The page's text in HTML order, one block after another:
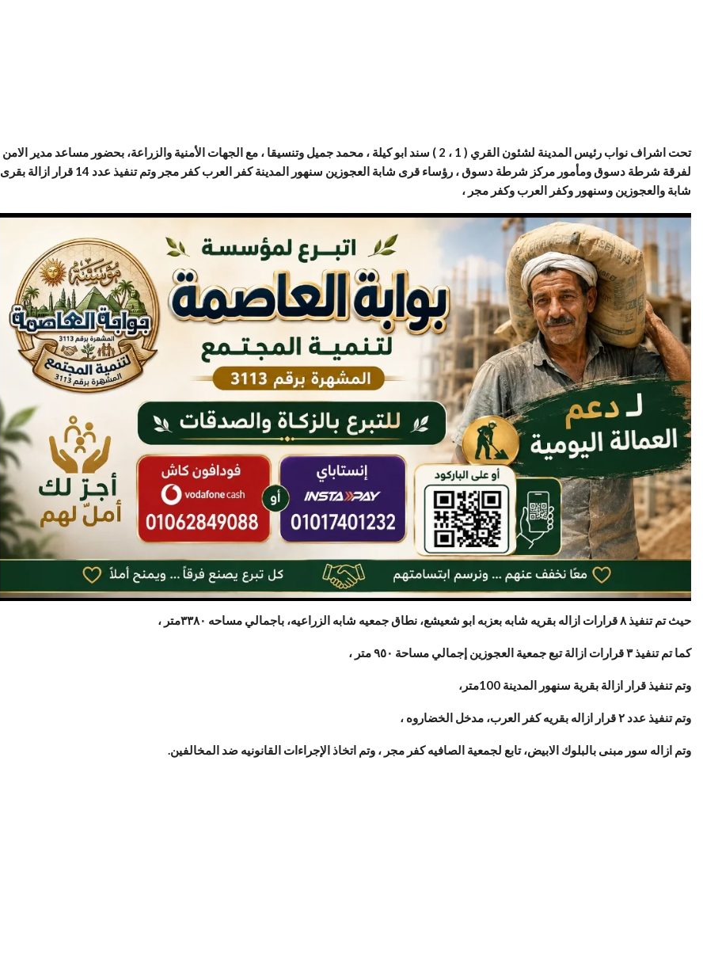
تحت اشراف نواب رئيس المدينة لشئون القري ( 1 ، 2 ) سند ابو كيلة ، محمد جميل وتنسيقا ، مع الجهات الأمنية والزراعة، بحضور مساعد مدير الامن
لفرقة شرطة دسوق ومأمور مركز شرطة دسوق ، رؤساء قرى شابة العجوزين سنهور المدينة كفر العرب كفر مجر وتم تنفيذ عدد 14 قرار ازالة بقرى
شابة والعجوزين وسنهور وكفر العرب وكفر مجر ،
حيث تم تنفيذ ٨ قرارات ازاله بقريه شابه بعزبه ابو شعيشع، نطاق جمعيه شابه الزراعيه، باجمالي مساحه ٣٣٨٠متر ،
كما تم تنفيذ ٣ قرارات ازالة تبع جمعية العجوزين إجمالي مساحة ٩٥٠ متر ،
وتم تنفيذ قرار ازالة بقرية سنهور المدينة 100متر،
وتم تنفيذ عدد ٢ قرار ازاله بقريه كفر العرب، مدخل الخضاروه ،
وتم ازاله سور مبنى بالبلوك الابيض، تابع لجمعية الصافيه كفر مجر ، وتم اتخاذ الإجراءات القانونيه ضد المخالفين.